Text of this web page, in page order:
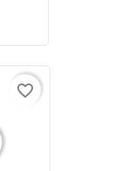
favorite_border